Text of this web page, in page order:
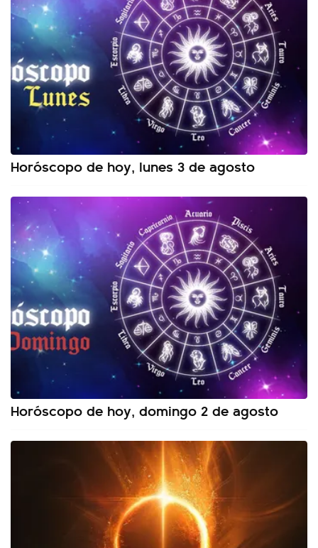
Horóscopo de hoy, lunes 3 de agosto
Horóscopo de hoy, domingo 2 de agosto